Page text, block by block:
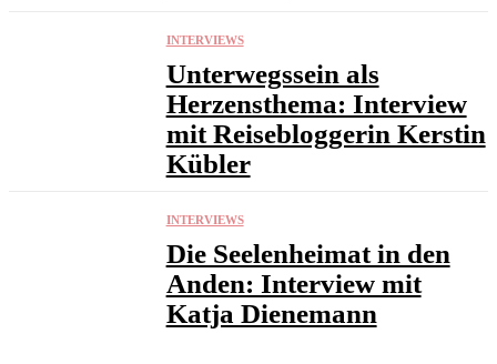
INTERVIEWS
Unterwegssein als
Herzensthema: Interview
mit Reisebloggerin Kerstin
Kübler
INTERVIEWS
Die Seelenheimat in den
Anden: Interview mit
Katja Dienemann